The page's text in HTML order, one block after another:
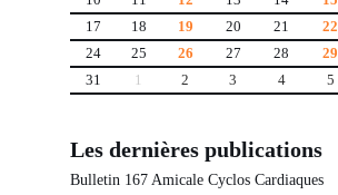
17
18 19 20 21 22
24
25 26 27 28 29
31
1 2 3 4 5
Les dernières publications
Bulletin 167 Amicale Cyclos Cardiaques